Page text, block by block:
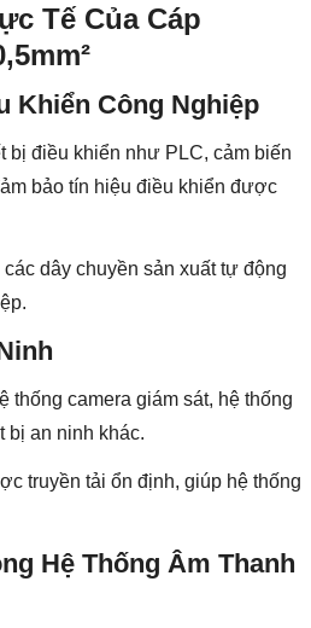
Tế Của Cáp
Khiển Công Nghiệp
bị điều khiển như PLC, cảm biến
bảo tín hiệu điều khiển được
dây chuyền sản xuất tự động
thống camera giám sát, hệ thống
bị an ninh khác.
truyền tải ổn định, giúp hệ thống
Hệ Thống Âm Thanh